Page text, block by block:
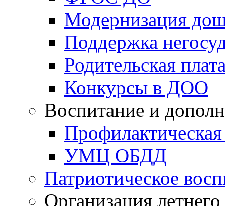
Модернизация
Поддержка
Родительская
Конкурсы в ДОО
Воспитание и
Профилактическая
УМЦ ОБДД
Патриотическое
Организация